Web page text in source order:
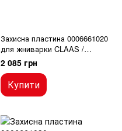
Захисна пластина 0006661020
для жниварки CLAAS /
LEXION / CATERPILLAR
2 085 грн
Купити